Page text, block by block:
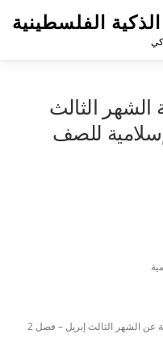
الفلسطينية
الشهر الثالث
للصف